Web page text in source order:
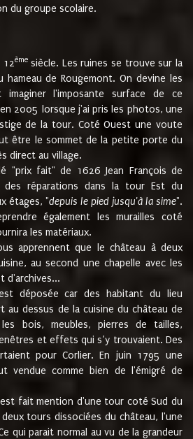
du groupe scolaire.
12èmesiècle. Les ruines se trouve sur la
hameau de Rougemont. On devine les
l'imposante surface de ce
2005 lorsque j'ai pris les photos, une
de la tour. Coté Ouest une voute
être le sommet de la petite porte du
direct au village.
"prix fait" de 1626 Jean François de
des réparations dans la tour Est du
étages, "depuis le pied jusqu'à la sime".
également les murailles coté
les matériaux.
apprennent que le château à deux
au second une chapelle avec les
d'archives...
déposée car des habitant du lieu
au dessus de la cuisine du château de
bois, meubles, pierres de tailles,
et effets qui s’y trouvaient. Des
pour Corlier. En juin 1795 une
vendue comme bien de l'émigré de
fait mention d'une tour coté Sud du
tours dissociées du château, l'une
qui parait normal au vu de la grandeur